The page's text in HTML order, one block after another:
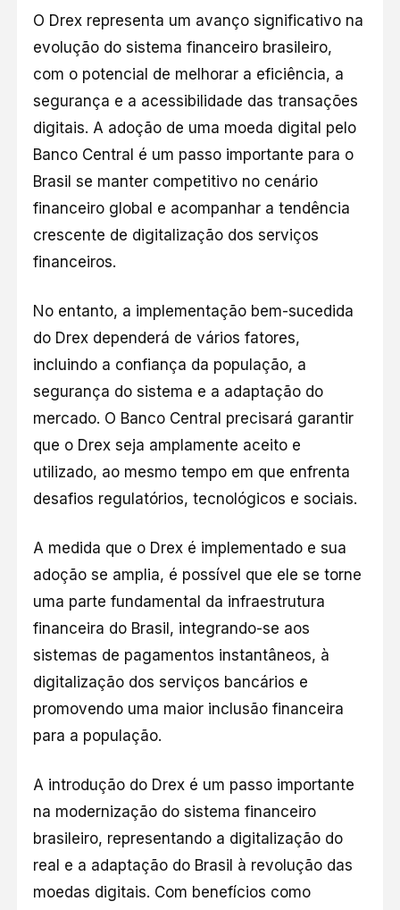
O Drex representa um avanço significativo na
evolução do sistema financeiro brasileiro,
com o potencial de melhorar a eficiência, a
segurança e a acessibilidade das transações
digitais. A adoção de uma moeda digital pelo
Banco Central é um passo importante para o
Brasil se manter competitivo no cenário
financeiro global e acompanhar a tendência
crescente de digitalização dos serviços
financeiros.
No entanto, a implementação bem-sucedida
do Drex dependerá de vários fatores,
incluindo a confiança da população, a
segurança do sistema e a adaptação do
mercado. O Banco Central precisará garantir
que o Drex seja amplamente aceito e
utilizado, ao mesmo tempo em que enfrenta
desafios regulatórios, tecnológicos e sociais.
A medida que o Drex é implementado e sua
adoção se amplia, é possível que ele se torne
uma parte fundamental da infraestrutura
financeira do Brasil, integrando-se aos
sistemas de pagamentos instantâneos, à
digitalização dos serviços bancários e
promovendo uma maior inclusão financeira
para a população.
A introdução do Drex é um passo importante
na modernização do sistema financeiro
brasileiro, representando a digitalização do
real e a adaptação do Brasil à revolução das
moedas digitais. Com benefícios como